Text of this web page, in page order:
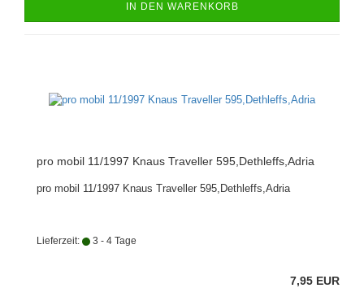
IN DEN WARENKORB
pro mobil 11/1997 Knaus Traveller 595,Dethleffs,Adria
pro mobil 11/1997 Knaus Traveller 595,Dethleffs,Adria
Lieferzeit: 3 - 4 Tage
7,95 EUR